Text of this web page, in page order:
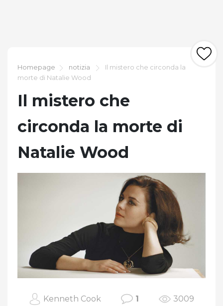
Homepage notizia
Il mistero che circonda la
morte di Natalie Wood
Il mistero che
circonda la morte di
Natalie Wood
Kenneth Cook 1 3009